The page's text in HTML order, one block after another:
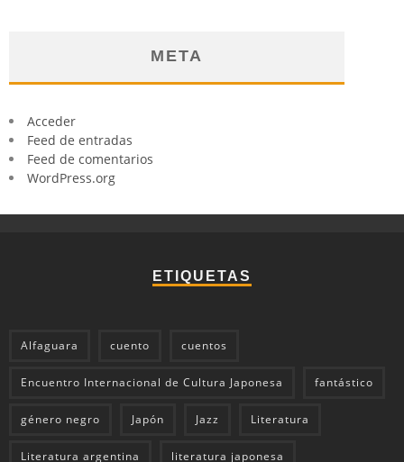
META
Acceder
Feed de entradas
Feed de comentarios
WordPress.org
ETIQUETAS
Alfaguara cuento cuentos
Encuentro Internacional de Cultura Japonesa fantástico
género negro Japón Jazz Literatura
Literatura argentina literatura japonesa